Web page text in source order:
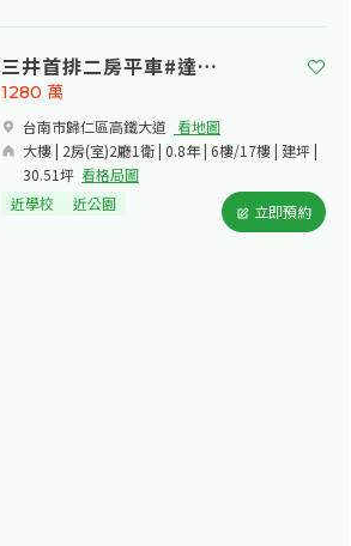
三井首排二房平車#達麗世界仁
台南市歸仁區高鐵大道​ 看地圖
大樓 | 2房(室)2廳1衛 | 0.8年 | 6樓/17樓 | 建坪 |
30.51坪 看格局圖
1280 萬
近學校 近公園 立即預約